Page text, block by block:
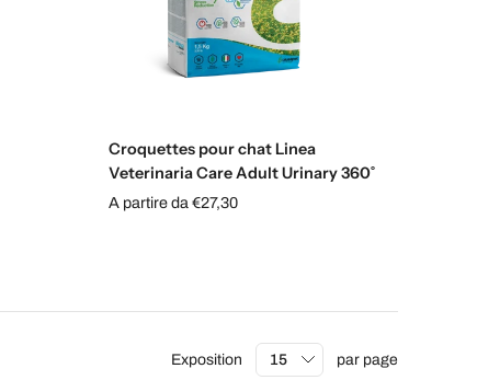
Croquettes pour chat Linea
Veterinaria Care Adult Urinary 360˚
A partire da €27,30
Exposition par page